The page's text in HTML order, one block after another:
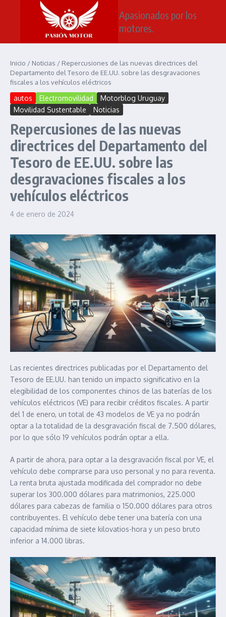
Saltar al contenido
Apasionados por los
motores.
Inicio / Noticias / Repercusiones de las nuevas directrices del
Departamento del Tesoro de EE.UU. sobre las desgravaciones
fiscales a los vehículos eléctricos
autos Electromovilidad
Motorblog Uruguay
Movilidad Sustentable
Noticias
Repercusiones de las nuevas
directrices del Departamento del
Tesoro de EE.UU. sobre las
desgravaciones fiscales a los
vehículos eléctricos
4 de enero de 2024
Las recientes directrices publicadas por el Departamento del
Tesoro de EE.UU. han tenido un impacto significativo en la
elegibilidad de los componentes chinos de las baterías de los
vehículos eléctricos (VE) para recibir créditos fiscales. A partir
del 1 de enero, un total de 43 modelos de VE ya no podrán
optar a la totalidad de la desgravación fiscal de 7.500 dólares,
por lo que sólo 19 vehículos podrán optar a ella.
A partir de ahora, para optar a la desgravación fiscal por VE, el
vehículo debe comprarse para uso personal y no para reventa.
La renta bruta ajustada modificada del comprador no debe
superar los 300.000 dólares para matrimonios, 225.000
dólares para cabezas de familia o 150.000 dólares para otros
contribuyentes. El vehículo debe tener una batería con una
capacidad mínima de siete kilovatios-hora y un peso bruto
inferior a 14.000 libras.